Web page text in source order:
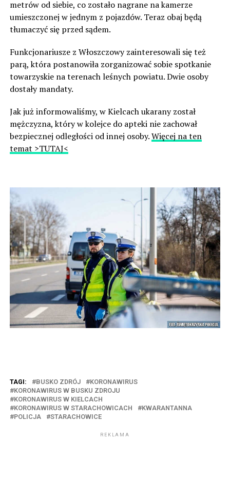
metrów od siebie, co zostało nagrane na kamerze
umieszczonej w jednym z pojazdów. Teraz obaj będą
tłumaczyć się przed sądem.
Funkcjonariusze z Włoszczowy zainteresowali się też
parą, która postanowiła zorganizować sobie spotkanie
towarzyskie na terenach leśnych powiatu. Dwie osoby
dostały mandaty.
Jak już informowaliśmy, w Kielcach ukarany został
mężczyzna, który w kolejce do apteki nie zachował
bezpiecznej odległości od innej osoby.Więcej na ten
temat >TUTAJ<
TAGI: BUSKO ZDRÓJ
KORONAWIRUS
KORONAWIRUS W BUSKU ZDROJU
KORONAWIRUS W KIELCACH
KORONAWIRUS W STARACHOWICACH
KWARANTANNA
POLICJA
STARACHOWICE
REKLAMA